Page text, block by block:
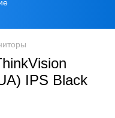
IPS Black